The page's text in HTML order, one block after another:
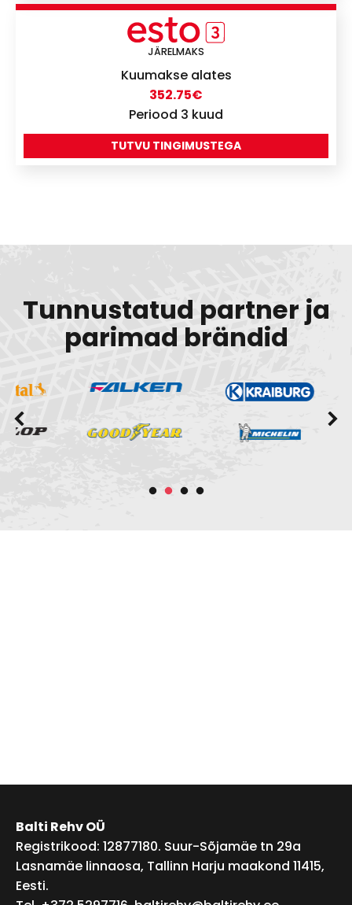
JÄRELMAKS
Kuumakse alates
352.75€
Periood 3 kuud
TUTVU TINGIMUSTEGA
Tunnustatud partner ja
parimad brändid
Balti Rehv OÜ
Registrikood: 12877180. Suur-Sõjamäe tn 29a
Lasnamäe linnaosa, Tallinn Harju maakond 11415,
Eesti.